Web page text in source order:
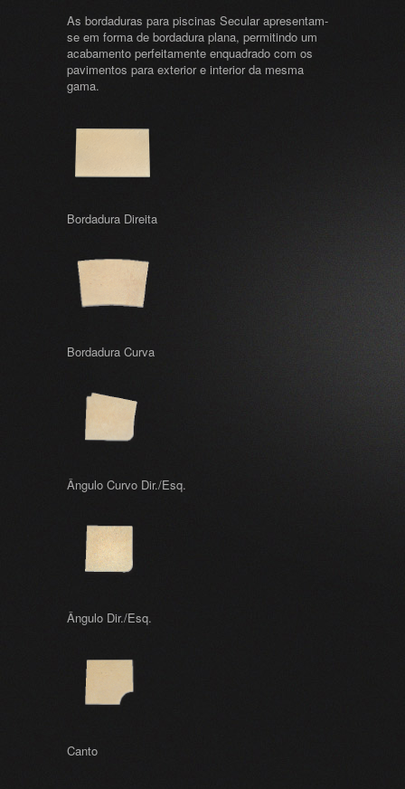
As bordaduras para piscinas Secular apresentam-
se em forma de bordadura plana, permitindo um
acabamento perfeitamente enquadrado com os
pavimentos para exterior e interior da mesma
gama.
Bordadura Direita
Bordadura Curva
Ângulo Curvo Dir./Esq.
Ângulo Dir./Esq.
Canto